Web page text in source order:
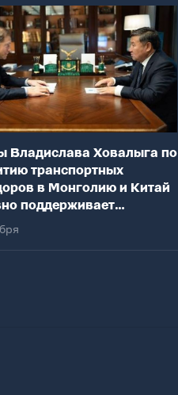
Владислава Ховалыга по
транспортных
в Монголию и Китай
поддерживает
центр